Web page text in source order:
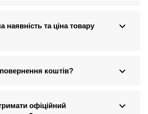
наявність та ціна товару
коштів?
офіційний